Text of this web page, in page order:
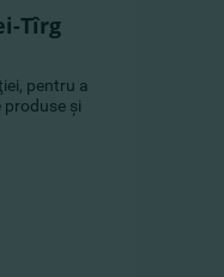
Tîrg
pentru a
produse şi